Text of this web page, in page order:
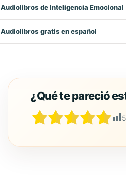
Audiolibros de Inteligencia Emocional
Audiolibros gratis en español
5